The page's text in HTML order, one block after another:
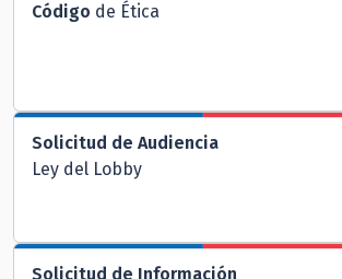
Código de Ética
Solicitud de Audiencia
Ley del Lobby
Solicitud de Información